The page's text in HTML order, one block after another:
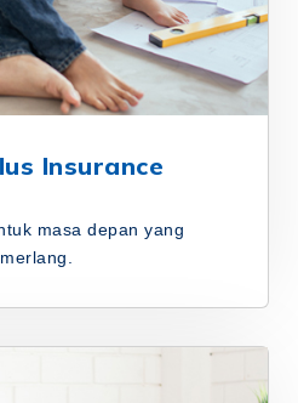
Insurance
masa depan yang